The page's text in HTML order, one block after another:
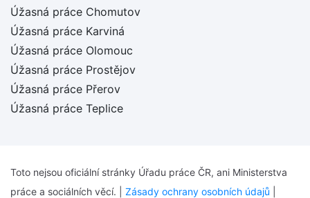
Úžasná práce Chomutov
Úžasná práce Karviná
Úžasná práce Olomouc
Úžasná práce Prostějov
Úžasná práce Přerov
Úžasná práce Teplice
Toto nejsou oficiální stránky Úřadu práce ČR, ani Ministerstva
práce a sociálních věcí. | Zásady ochrany osobních údajů